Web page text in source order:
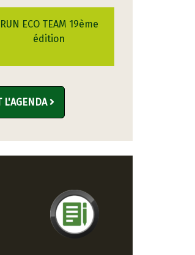
RUN ECO TEAM 19ème
édition
L'AGENDA